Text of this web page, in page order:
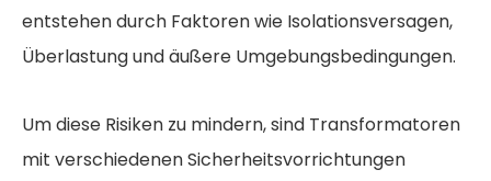
entstehen durch Faktoren wie Isolationsversagen,
Überlastung und äußere Umgebungsbedingungen.
Um diese Risiken zu mindern, sind Transformatoren
mit verschiedenen Sicherheitsvorrichtungen